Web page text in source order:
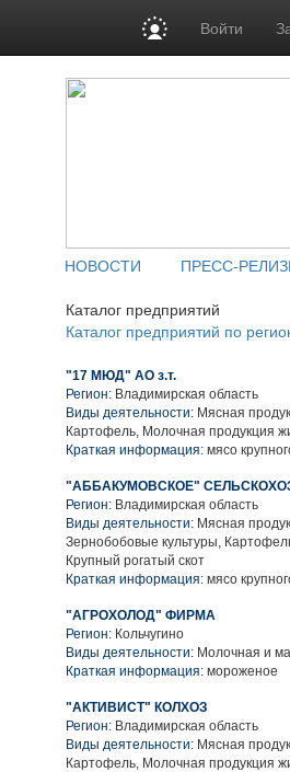
Войти
НОВОСТИ ПРЕСС-
Каталог предприятий
Каталог предприятий по
"17 МЮД" АО з.т.
Регион: Владимирская область
Виды деятельности: Мясная
Картофель, Молочная продукция
Краткая информация: мясо
"АББАКУМОВСКОЕ"
Регион: Владимирская область
Виды деятельности: Мясная
Зернобобовые культуры,
Крупный рогатый скот
Краткая информация: мясо
"АГРОХОЛОД" ФИРМА
Регион: Кольчугино
Виды деятельности: Молочная и
Краткая информация: мороженое
"АКТИВИСТ" КОЛХОЗ
Регион: Владимирская область
Виды деятельности: Мясная
Картофель, Молочная продукция